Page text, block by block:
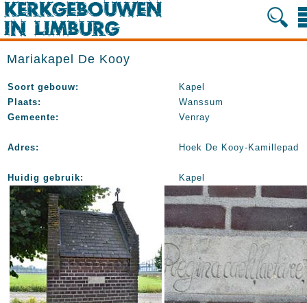
Mariakapel De Kooy
Soort gebouw:
Kapel
Plaats:
Wanssum
Gemeente:
Venray
Adres: Hoek De Kooy-Kamillepad
Huidig gebruik: Kapel